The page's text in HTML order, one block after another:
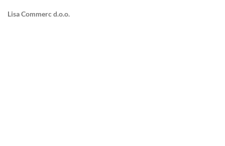
Lisa Commerc d.o.o.